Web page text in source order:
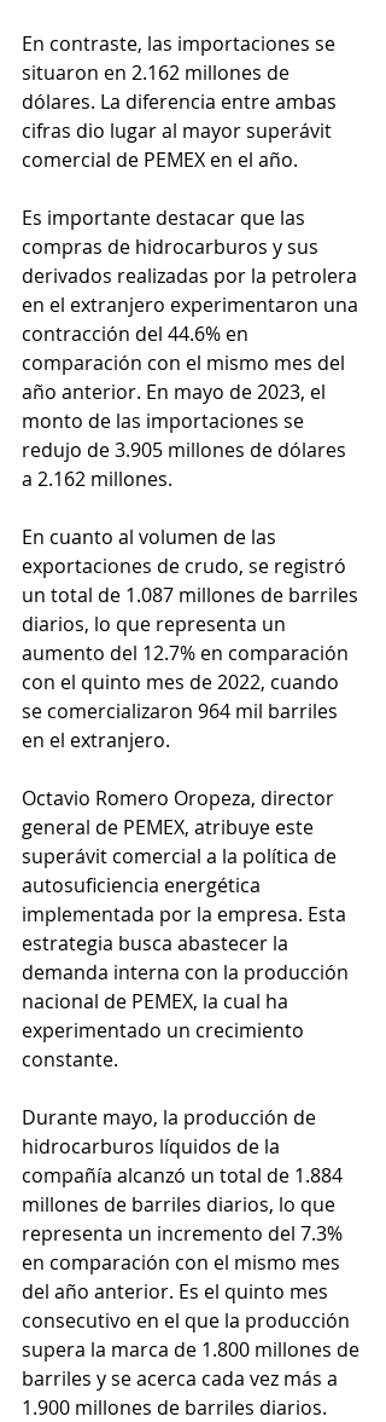
En contraste, las importaciones se
situaron en 2.162 millones de
dólares. La diferencia entre ambas
cifras dio lugar al mayor superávit
comercial de PEMEX en el año.
Es importante destacar que las
compras de hidrocarburos y sus
derivados realizadas por la petrolera
en el extranjero experimentaron una
contracción del 44.6% en
comparación con el mismo mes del
año anterior. En mayo de 2023, el
monto de las importaciones se
redujo de 3.905 millones de dólares
a 2.162 millones.
En cuanto al volumen de las
exportaciones de crudo, se registró
un total de 1.087 millones de barriles
diarios, lo que representa un
aumento del 12.7% en comparación
con el quinto mes de 2022, cuando
se comercializaron 964 mil barriles
en el extranjero.
Octavio Romero Oropeza, director
general de PEMEX, atribuye este
superávit comercial a la política de
autosuficiencia energética
implementada por la empresa. Esta
estrategia busca abastecer la
demanda interna con la producción
nacional de PEMEX, la cual ha
experimentado un crecimiento
constante.
Durante mayo, la producción de
hidrocarburos líquidos de la
compañía alcanzó un total de 1.884
millones de barriles diarios, lo que
representa un incremento del 7.3%
en comparación con el mismo mes
del año anterior. Es el quinto mes
consecutivo en el que la producción
supera la marca de 1.800 millones de
barriles y se acerca cada vez más a
1.900 millones de barriles diarios.